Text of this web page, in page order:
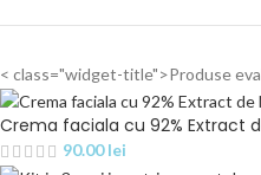
< class="widget-title">Produse
Crema faciala cu 92% Extract
90.00lei